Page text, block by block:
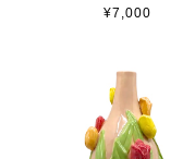
¥7,000